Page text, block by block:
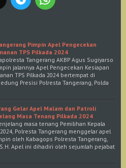
Pimpin Apel Pengecekan
TPS Pilkada 2024
Tangerang AKBP Agus Sugiyarso
jalannya Apel Pengecekan Kesiapan
TPS Pilkada 2024 bertempat di
Presisi Polresta Tangerang, Polda
Gelar Apel Malam dan Patroli
Masa Tenang Pilkada 2024
masa tenang Pemilihan Kepala
Polresta Tangerang menggelar apel
oleh Kabagops Polresta Tangerang,
Apel ini dihadiri oleh sejumlah pejabat